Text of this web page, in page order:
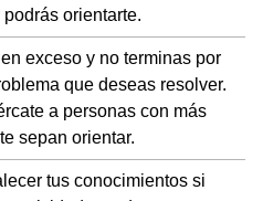
orientarte.
exceso y no terminas por
que deseas resolver.
a personas con más
sepan orientar.
tus conocimientos si